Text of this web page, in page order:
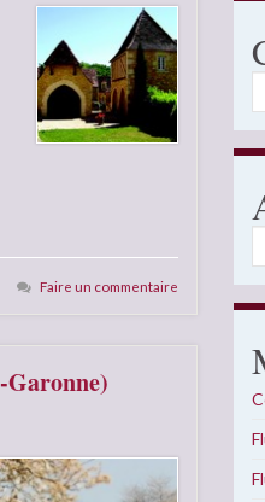
Faire un commentaire